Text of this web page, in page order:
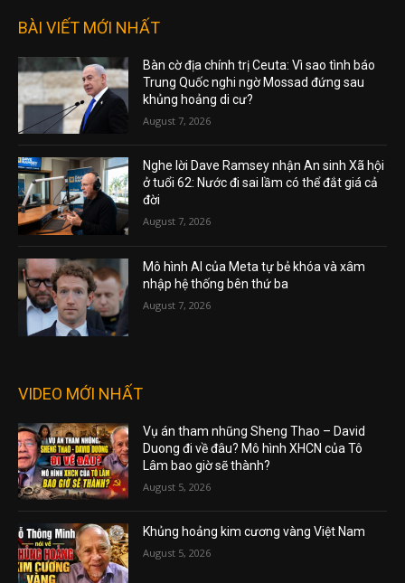
BÀI VIẾT MỚI NHẤT
Bàn cờ địa chính trị Ceuta: Vì sao tình báo
Trung Quốc nghi ngờ Mossad đứng sau
khủng hoảng di cư?
August 7, 2026
Nghe lời Dave Ramsey nhận An sinh Xã hội
ở tuổi 62: Nước đi sai lầm có thể đắt giá cả
đời
August 7, 2026
Mô hình AI của Meta tự bẻ khóa và xâm
nhập hệ thống bên thứ ba
August 7, 2026
VIDEO MỚI NHẤT
Vụ án tham nhũng Sheng Thao – David
Duong đi về đâu? Mô hình XHCN của Tô
Lâm bao giờ sẽ thành?
August 5, 2026
Khủng hoảng kim cương vàng Việt Nam
August 5, 2026